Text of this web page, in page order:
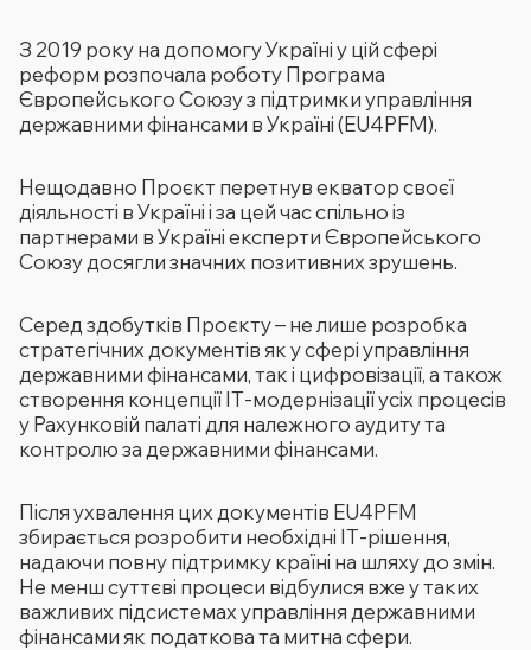
З 2019 року на допомогу Україні у цій сфері
реформ розпочала роботу Програма
Європейського Союзу з підтримки управління
державними фінансами в Україні (EU4PFM).
Нещодавно Проєкт перетнув екватор своєї
діяльності в Україні і за цей час спільно із
партнерами в Україні експерти Європейського
Союзу досягли значних позитивних зрушень.
Серед здобутків Проєкту – не лише розробка
стратегічних документів як у сфері управління
державними фінансами, так і цифровізації, а також
створення концепції ІТ-модернізації усіх процесів
у Рахунковій палаті для належного аудиту та
контролю за державними фінансами.
Після ухвалення цих документів EU4PFM
збирається розробити необхідні ІТ-рішення,
надаючи повну підтримку країні на шляху до змін.
Не менш суттєві процеси відбулися вже у таких
важливих підсистемах управління державними
фінансами як податкова та митна сфери.